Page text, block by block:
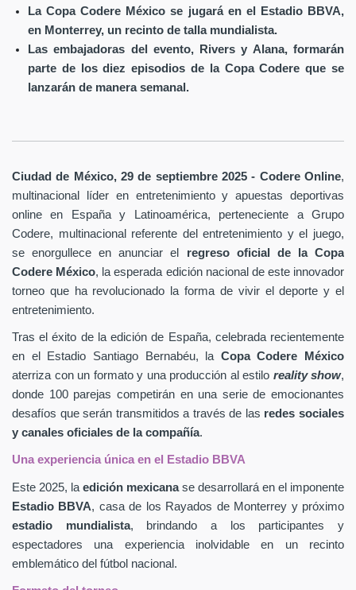
La Copa Codere México se jugará en el Estadio BBVA,
en Monterrey, un recinto de talla mundialista.
Las embajadoras del evento, Rivers y Alana, formarán
parte de los diez episodios de la Copa Codere que se
lanzarán de manera semanal.
Ciudad de México, 29 de septiembre 2025 - Codere Online,
multinacional líder en entretenimiento y apuestas deportivas
online en España y Latinoamérica, perteneciente a Grupo
Codere, multinacional referente del entretenimiento y el juego,
se enorgullece en anunciar el regreso oficial de la Copa
Codere México, la esperada edición nacional de este innovador
torneo que ha revolucionado la forma de vivir el deporte y el
entretenimiento.
Tras el éxito de la edición de España, celebrada recientemente
en el Estadio Santiago Bernabéu, la Copa Codere México
aterriza con un formato y una producción al estilo reality show,
donde 100 parejas competirán en una serie de emocionantes
desafíos que serán transmitidos a través de las redes sociales
y canales oficiales de la compañía.
Una experiencia única en el Estadio BBVA
Este 2025, laedición mexicanase desarrollará en el imponente
Estadio BBVA, casa de los Rayados de Monterrey y próximo
estadio mundialista, brindando a los participantes y
espectadores una experiencia inolvidable en un recinto
emblemático del fútbol nacional.